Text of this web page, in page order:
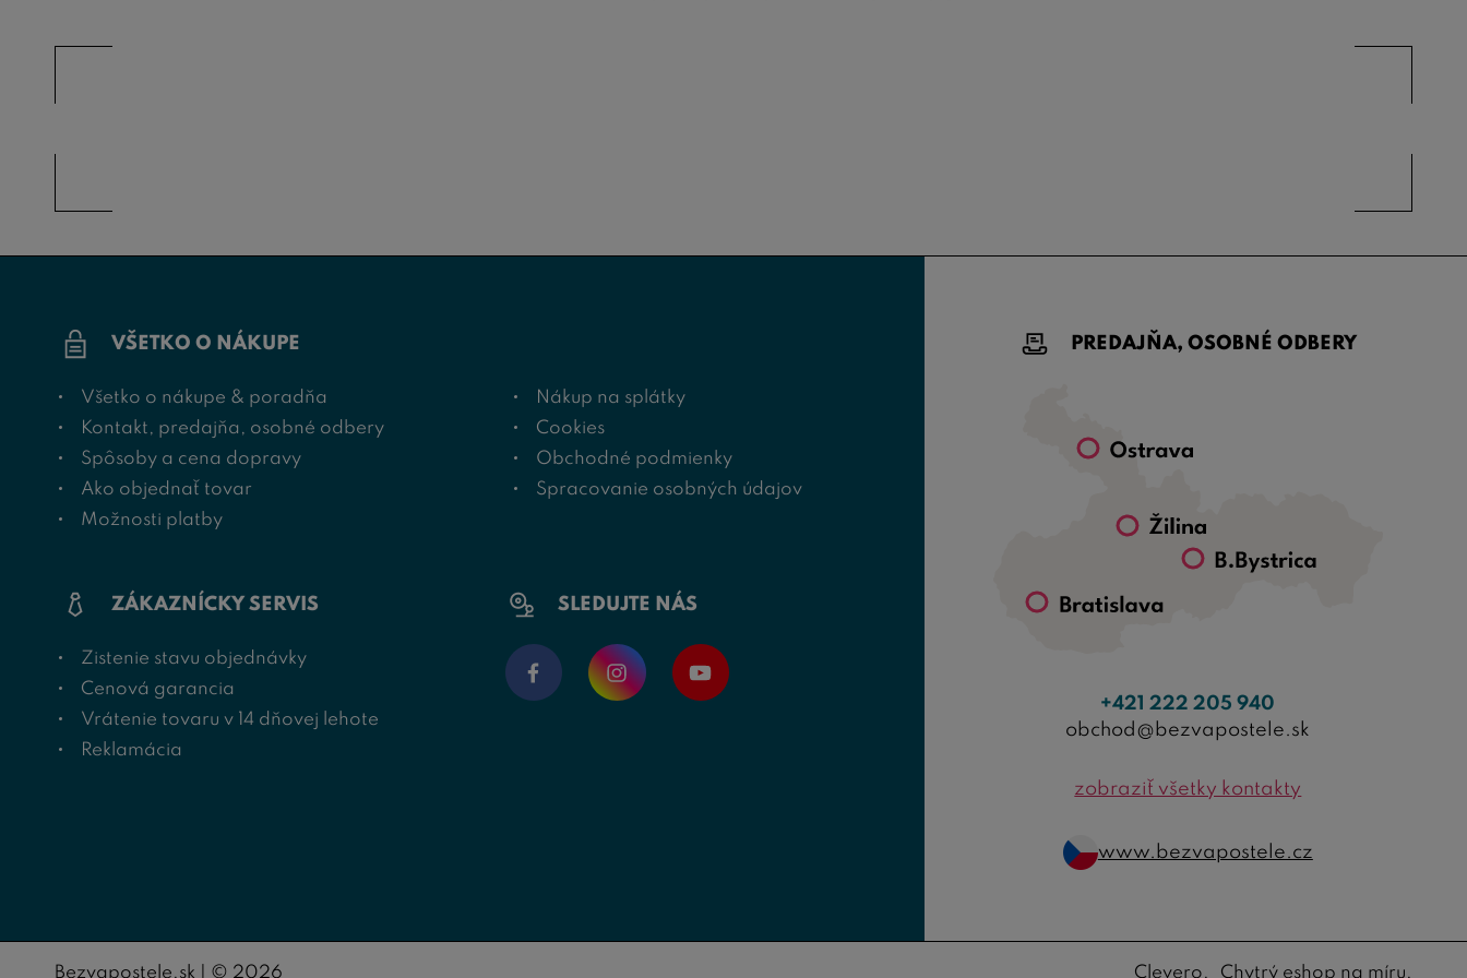
VŠETKO O NÁKUPE
Všetko o nákupe & poradňa
Kontakt, predajňa, osobné odbery
Spôsoby a cena dopravy
Ako objednať tovar
Možnosti platby
Nákup na splátky
Cookies
Obchodné podmienky
Spracovanie osobných údajov
ZÁKAZNÍCKY SERVIS
Zistenie stavu objednávky
Cenová garancia
Vrátenie tovaru v 14 dňovej lehote
Reklamácia
SLEDUJTE NÁS
PREDAJŇA, OSOBNÉ ODBERY
+421 222 205 940
obchod@bezvapostele.sk
zobraziť všetky kontakty
www.bezvapostele.cz
Bezvapostele.sk | © 2026 Clevero. Chytrý eshop na míru.